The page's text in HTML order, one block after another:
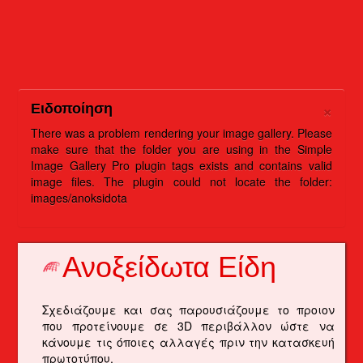
×
Ειδοποίηση
There was a problem rendering your image gallery. Please
make sure that the folder you are using in the Simple
Image Gallery Pro plugin tags exists and contains valid
image files. The plugin could not locate the folder:
images/anoksidota
Ανοξείδωτα Είδη
Σχεδιάζουμε και σας παρουσιάζουμε το προιον
που προτείνουμε σε 3D περιβάλλον ώστε να
κάνουμε τις όποιες αλλαγές πριν την κατασκευή
πρωτοτύπου.